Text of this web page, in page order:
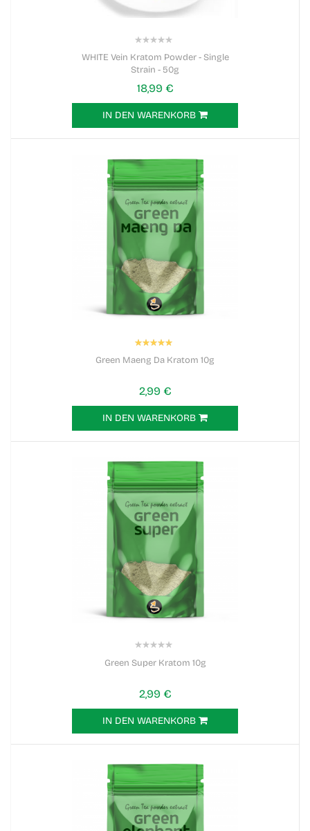
WHITE Vein Kratom Powder - Single
Strain - 50g
18,99 €
IN DEN WARENKORB
Bewertung:
Green Maeng Da Kratom 10g
2,99 €
IN DEN WARENKORB
Green Super Kratom 10g
2,99 €
IN DEN WARENKORB